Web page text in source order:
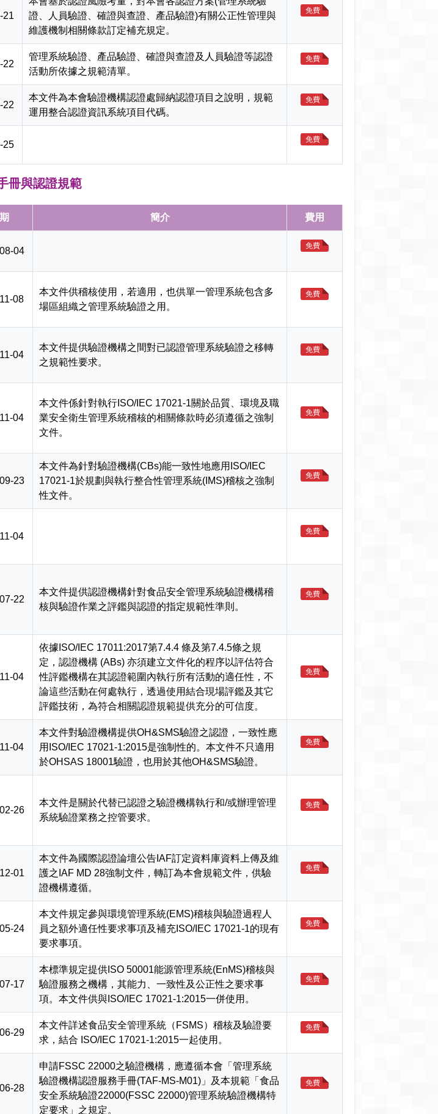
21
證、人員驗證、確證與查證、產品驗證)有關公正性管理與
維護機制相關條款訂定補充規定。
免費
22
管理系統驗證、產品驗證、確證與查證及人員驗證等認證
活動所依據之規範清單。
免費
22
本文件為本會驗證機構認證處歸納認證項目之說明，規範
運用整合認證資訊系統項目代碼。
免費
25 免費
冊與認證規範
簡介 費用
04 免費
08
本文件供稽核使用，若適用，也供單一管理系統包含多
場區組織之管理系統驗證之用。
免費
04
本文件提供驗證機構之間對已認證管理系統驗證之移轉
之規範性要求。
免費
04
本文件係針對執行ISO/IEC 17021-1關於品質、環境及職
業安全衛生管理系統稽核的相關條款時必須遵循之強制
文件。
免費
23
本文件為針對驗證機構(CBs)能一致性地應用ISO/IEC
17021-1於規劃與執行整合性管理系統(IMS)稽核之強制
性文件。
免費
04 免費
22
本文件提供認證機構針對食品安全管理系統驗證機構稽
核與驗證作業之評鑑與認證的指定規範性準則。
免費
04
依據ISO/IEC 17011:2017第7.4.4 條及第7.4.5條之規
定，認證機構 (ABs) 亦須建立文件化的程序以評估符合
性評鑑機構在其認證範圍內執行所有活動的適任性，不
論這些活動在何處執行，透過使用結合現場評鑑及其它
評鑑技術，為符合相關認證規範提供充分的可信度。
免費
04
本文件對驗證機構提供OH&SMS驗證之認證，一致性應
用ISO/IEC 17021-1:2015是強制性的。本文件不只適用
於OHSAS 18001驗證，也用於其他OH&SMS驗證。
免費
26
本文件是關於代替已認證之驗證機構執行和/或辦理管理
系統驗證業務之控管要求。
免費
01
本文件為國際認證論壇公告IAF訂定資料庫資料上傳及維
護之IAF MD 28強制文件，轉訂為本會規範文件，供驗
證機構遵循。
免費
24
本文件規定參與環境管理系統(EMS)稽核與驗證過程人
員之額外適任性要求事項及補充ISO/IEC 17021-1的現有
要求事項。
免費
17
本標準規定提供ISO 50001能源管理系統(EnMS)稽核與
驗證服務之機構，其能力、一致性及公正性之要求事
項。本文件供與ISO/IEC 17021-1:2015一併使用。
免費
29
本文件詳述食品安全管理系統（FSMS）稽核及驗證要
求，結合 ISO/IEC 17021-1:2015一起使用。
免費
28
申請FSSC 22000之驗證機構，應遵循本會「管理系統
驗證機構認證服務手冊(TAF-MS-M01)」及本規範「食品
安全系統驗證22000(FSSC 22000)管理系統驗證機構特
定要求」之規定。
免費